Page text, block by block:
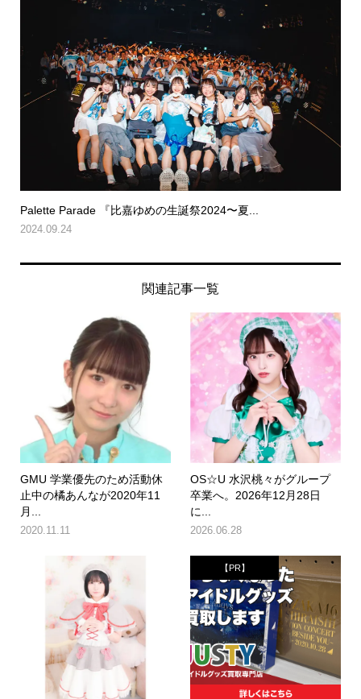
Palette Parade 『比嘉ゆめの生誕祭2024〜夏...
2024.09.24
関連記事一覧
GMU 学業優先のため活動休
止中の橘あんなが2020年11
月...
2020.11.11
OS☆U 水沢桃々がグループ
卒業へ。2026年12月28日
に...
2026.06.28
【PR】